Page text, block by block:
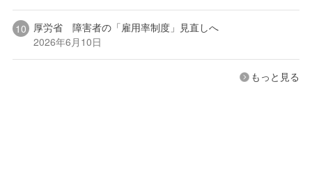
厚労省 障害者の「雇用率制度」見直しへ
2026年6月10日
もっと見る